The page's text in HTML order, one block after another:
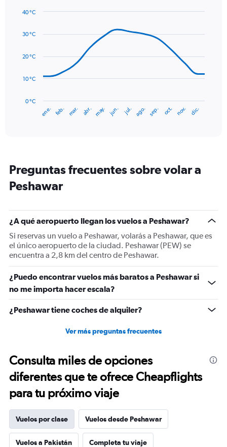
axis
values.
with
data
The
has
14
categories.
The
has
1
axis
displaying
values.
Range:
0
to
ene. feb. mar. abr. may. jun. jul. ago. sep. oct. nov. dic.
0 °C
10 °C
20 °C
30 °C
40 °C
Preguntas frecuentes sobre volar a
Peshawar
¿A qué aeropuerto llegan los vuelos a Peshawar?
Si reservas un vuelo a Peshawar, volarás a Peshawar, que es
el único aeropuerto de la ciudad. Peshawar (PEW) se
encuentra a 2,8 km del centro de Peshawar.
¿Puedo encontrar vuelos más baratos a Peshawar si
no me importa hacer escala?
¿Peshawar tiene coches de alquiler?
Ver más preguntas frecuentes
Consulta miles de opciones
diferentes que te ofrece Cheapflights
para tu próximo viaje
Vuelos por clase Vuelos desde Peshawar
Vuelos a Pakistán Completa tu viaje